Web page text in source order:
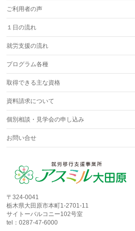
ご利用者の声
１日の流れ
就労支援の流れ
プログラム各種
取得できる主な資格
資料請求について
個別相談・見学会の申し込み
お問い合せ
〒324-0041
栃木県大田原市本町1-2701-11
サイトーバルコニー102号室
tel：0287-47-6000